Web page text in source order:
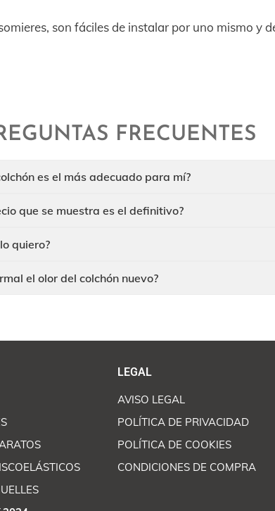
son fáciles de instalar por uno mismo
FRECUENTES
es el más adecuado para mí?
que se muestra es el definitivo?
quiero?
el olor del colchón nuevo?
LEGAL
AVISO LEGAL
POLÍTICA DE PRIVACIDAD
POLÍTICA DE COOKIES
CONDICIONES DE COMPRA